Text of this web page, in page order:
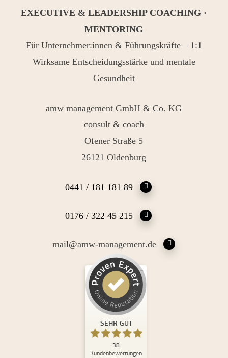
EXECUTIVE & LEADERSHIP COACHING ·
MENTORING
Für Unternehmer:innen & Führungskräfte – 1:1
Wirksame Entscheidungsstärke und mentale
Gesundheit
amw management GmbH & Co. KG
consult & coach
Ofener Straße 5
26121 Oldenburg
0441 / 181 181 89
0176 / 322 45 215
mail@amw-management.de
SEHR GUT
38
Kundenbewertungen
Kundenbewertungen und Erfahrungen zu
Andrea Maria Waden
Empfehlungen auf
ProvenExpert.com
SEHR GUT